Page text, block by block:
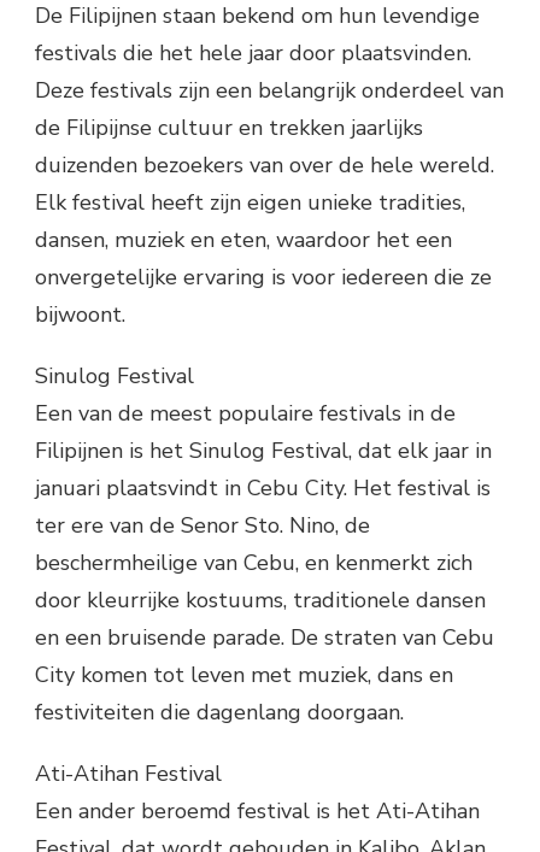
De Filipijnen staan bekend om hun levendige
festivals die het hele jaar door plaatsvinden.
Deze festivals zijn een belangrijk onderdeel van
de Filipijnse cultuur en trekken jaarlijks
duizenden bezoekers van over de hele wereld.
Elk festival heeft zijn eigen unieke tradities,
dansen, muziek en eten, waardoor het een
onvergetelijke ervaring is voor iedereen die ze
bijwoont.
Sinulog Festival
Een van de meest populaire festivals in de
Filipijnen is het Sinulog Festival, dat elk jaar in
januari plaatsvindt in Cebu City. Het festival is
ter ere van de Senor Sto. Nino, de
beschermheilige van Cebu, en kenmerkt zich
door kleurrijke kostuums, traditionele dansen
en een bruisende parade. De straten van Cebu
City komen tot leven met muziek, dans en
festiviteiten die dagenlang doorgaan.
Ati-Atihan Festival
Een ander beroemd festival is het Ati-Atihan